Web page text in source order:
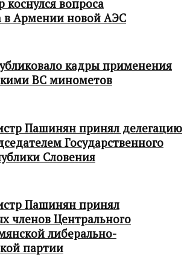
коснулся вопроса
в Армении новой АЭС
кадры применения
ВС минометов
Пашинян принял делегацию
Государственного
Словения
Пашинян принял
членов Центрального
либерально-
партии